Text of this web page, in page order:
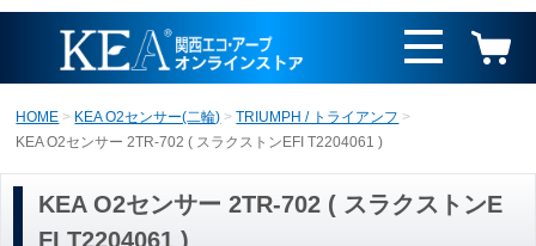
HOME KEA O2センサー(二輪)
TRIUMPH / トライアンフ
KEA O2センサー 2TR-702 ( スラクストンEFI T2204061 )
KEA O2センサー 2TR-702 ( スラクストンE
FI T2204061 )